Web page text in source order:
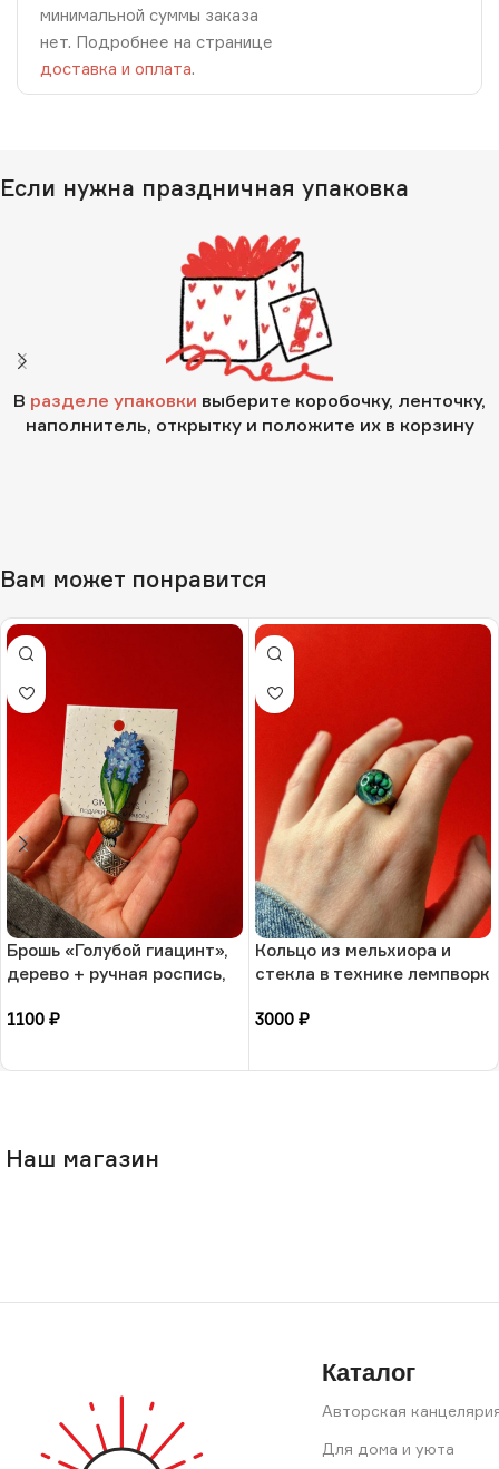
минимальной суммы заказа
нет. Подробнее на странице
доставка и оплата.
Если нужна праздничная упаковка
В разделе упаковки выберите коробочку, ленточку,
наполнитель, открытку и положите их в корзину
Вам может понравится
Брошь «Голубой гиацинт»,
дерево + ручная роспись,
1100 ₽
Кольцо из мельхиора и
стекла в технике лемпворк
3000 ₽
Наш магазин
Каталог
Авторская
Для дома и уюта